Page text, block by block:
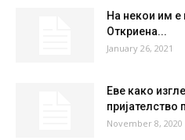
На некои им е
Откриена...
January 26, 2021
Еве како
November 8, 2020